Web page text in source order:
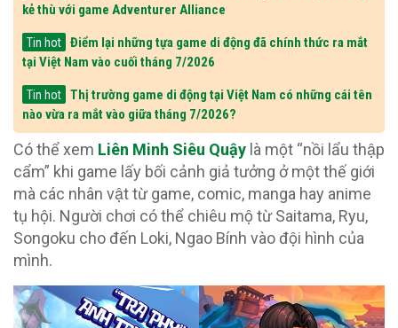
kẻ thù với game Adventurer Alliance
Tin hot
Điểm lại những tựa game di động đã chính thức ra mắt
tại Việt Nam vào cuối tháng 7/2026
Tin hot
Thị trường game di động tại Việt Nam có những cái tên
nào vừa ra mắt vào giữa tháng 7/2026?
Có thể xem Liên Minh Siêu Quậy là một “nồi lẩu thập
cẩm” khi game lấy bối cảnh giả tưởng ở một thế giới
mà các nhân vật từ game, comic, manga hay anime
tụ hội. Người chơi có thể chiêu mộ từ Saitama, Ryu,
Songoku cho đến Loki, Ngao Bính vào đội hình của
mình.